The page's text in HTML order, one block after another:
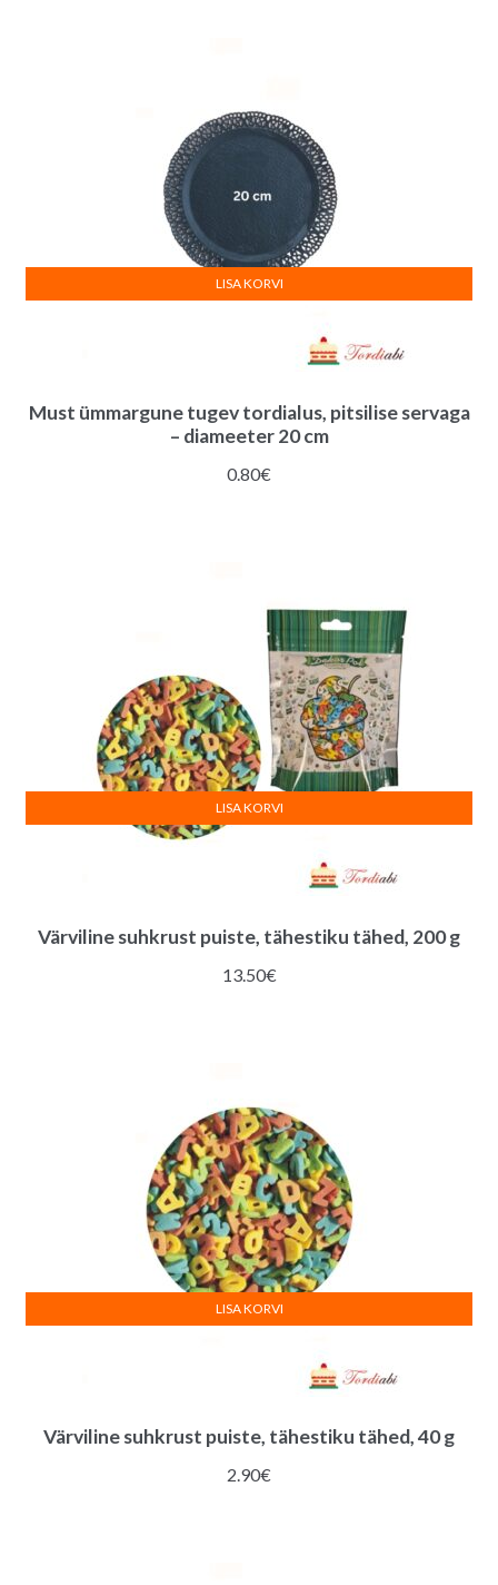
Must ümmargune tugev tordialus, pitsilise servaga
– diameeter 20 cm
0.80€
LISA KORVI
Värviline suhkrust puiste, tähestiku tähed, 200 g
13.50€
LISA KORVI
Värviline suhkrust puiste, tähestiku tähed, 40 g
2.90€
LISA KORVI